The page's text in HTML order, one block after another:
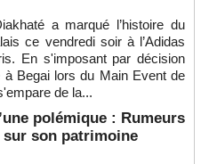
a marqué l’histoire du
ce vendredi soir à l’Adidas
En s'imposant par décision
à Begai lors du Main Event de
de la...
polémique : Rumeurs
son patrimoine